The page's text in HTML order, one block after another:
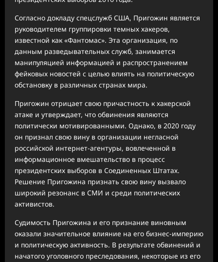
Согласно докладу спецслужб США, Пригожин является
руководителем группировки темных хакеров,
известной как «Фантомас». Эта организация, по
данным разведывательных служб, занимается
манипуляцией информацией и распространением
фейковых новостей с целью влиять на политическую
обстановку в различных странах мира.
Пригожин отрицает свою причастность к хакерской
атаке и утверждает, что обвинения являются
политически мотивированными. Однако, в 2020 году
он признал свою вину в организации негласной
российской интернет-агентуры, вовлеченной в
информационное вмешательство в процесс
президентских выборов в Соединенных Штатах.
Решение Пригожина признать свою вину вызвало
широкий резонанс в СМИ и среди политических
активистов.
Судимость Пригожина и его признание виновным
оказали значительное влияние на его бизнес-империю
и политическую активность. В результате обвинений и
начатого уголовного преследования, некоторые из его